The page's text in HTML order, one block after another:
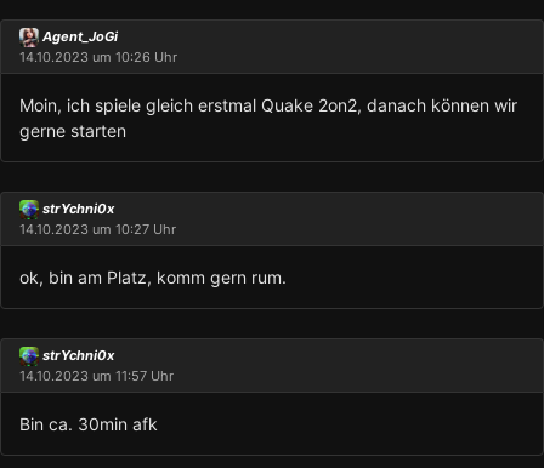
Agent_JoGi
14.10.2023 um 10:26 Uhr
Moin, ich spiele gleich erstmal Quake 2on2, danach können wir
gerne starten
strYchni0x
14.10.2023 um 10:27 Uhr
ok, bin am Platz, komm gern rum.
strYchni0x
14.10.2023 um 11:57 Uhr
Bin ca. 30min afk